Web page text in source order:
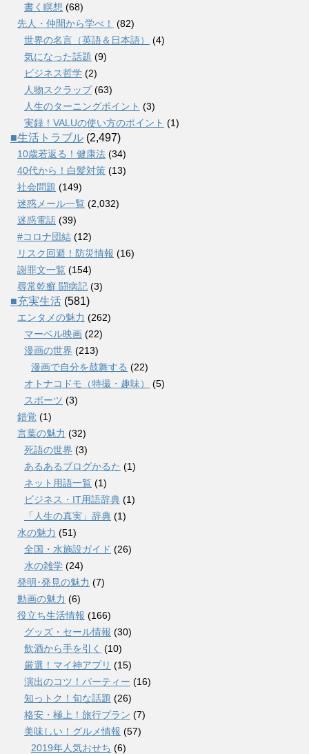
書く瞑想 (68)
先人・仲間から学べ！
(82)
世界の名言（英語＆日本語）
(4)
気になった話題 (9)
ビジネス哲学 (2)
人物スクラップ(63)
人生のターニングポイント (3)
実録！VALUの使い方のポイント (1)
■生活トラブル (2,497)
10歳若返る！健康法 (34)
40代から！白髪対策 (13)
社会問題 (149)
迷惑メール一覧 (2,032)
迷惑電話 (39)
#コロナ団結 (12)
リスク回避！防災情報 (16)
謝罪文一覧 (154)
尋常乾癬 闘病記 (3)
■充実生活 (581)
エンタメの魅力 (262)
マーベル映画 (22)
漫画の世界 (213)
漫画で自分を鼓舞する (22)
オトナコドモ（特撮・趣味）
(5)
スポーツ (3)
錯覚 (1)
言葉の魅力 (32)
死語の世界 (3)
あるあるブログかるた (1)
ネット用語一覧 (1)
ビジネス・IT用語辞典 (1)
「人生の真実」辞典 (1)
水の魅力 (51)
全国・水施設ガイド (26)
水の雑学 (24)
発明･発見の魅力 (7)
動画の魅力 (6)
役立ち生活情報 (166)
グッズ・セール情報 (30)
飲酒から手を引く (10)
厳選！マイ神アプリ (15)
演出のコツ！パーティー (16)
知っトク！旬な話題 (26)
格安・極上！旅行プラン (7)
美味しい！グルメ情報 (57)
2019年人気おせち (6)